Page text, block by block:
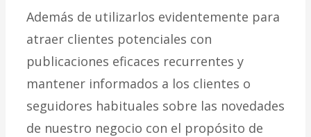
Además de utilizarlos evidentemente para
atraer clientes potenciales con
publicaciones eficaces recurrentes y
mantener informados a los clientes o
seguidores habituales sobre las novedades
de nuestro negocio con el propósito de